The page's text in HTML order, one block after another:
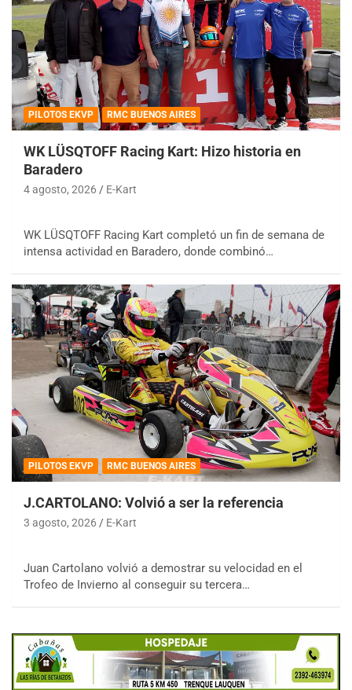
PILOTOS EKVP RMC BUENOS AIRES
WK LÜSQTOFF Racing Kart: Hizo historia en
Baradero
4 agosto, 2026 E-Kart
WK LÜSQTOFF Racing Kart completó un fin de semana de
intensa actividad en Baradero, donde combinó…
PILOTOS EKVP RMC BUENOS AIRES
J.CARTOLANO: Volvió a ser la referencia
3 agosto, 2026 E-Kart
Juan Cartolano volvió a demostrar su velocidad en el
Trofeo de Invierno al conseguir su tercera…
08/09-AGO
Ramiro Tot (Asfalto)
KDO - F6
Ciudad de Trenque Lauquen (Asfalto)
Trenque Lauquen (Buenos Aires)